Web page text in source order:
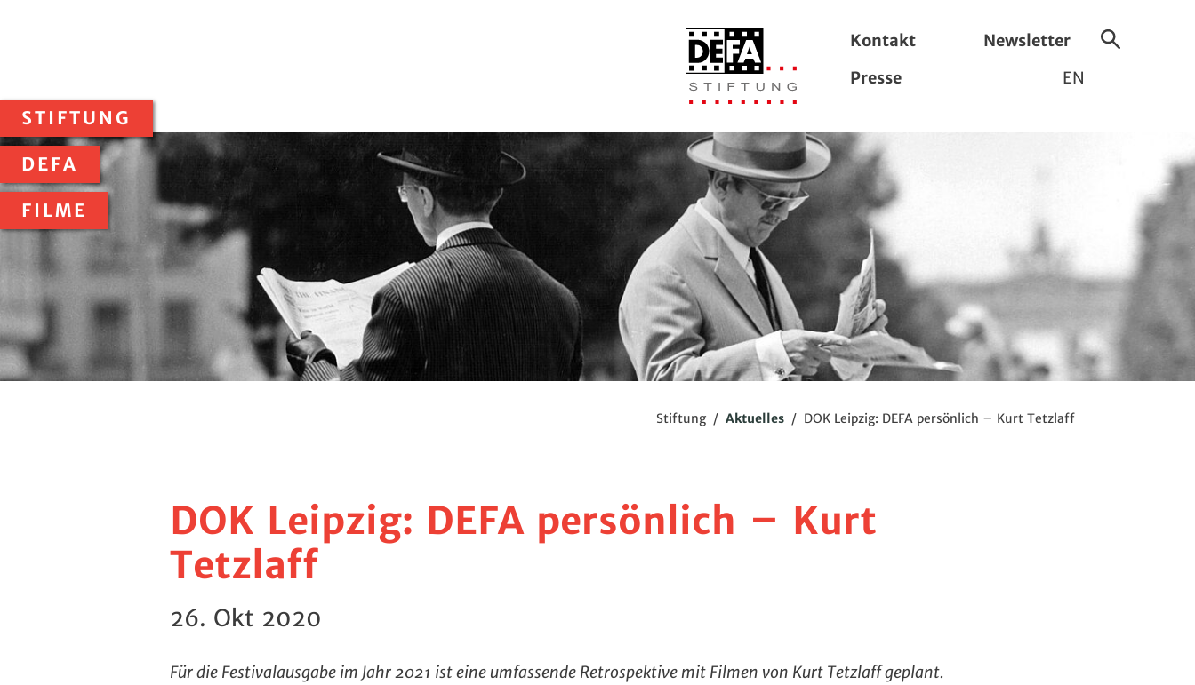
STIFTUNG
DEFA
FILME
Kontakt
Newsletter
Presse
EN
Stiftung / Aktuelles / DOK Leipzig: DEFA persönlich – Kurt Tetzlaff
DOK Leipzig: DEFA persönlich – Kurt
Tetzlaff
26. Okt 2020
Für die Festivalausgabe im Jahr 2021 ist eine umfassende Retrospektive mit Filmen von Kurt Tetzlaff geplant.